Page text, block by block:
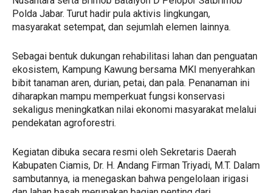
Polda Jabar. Turut hadir pula aktivis lingkungan,
masyarakat setempat, dan sejumlah elemen lainnya.
Sebagai bentuk dukungan rehabilitasi lahan dan penguatan
ekosistem, Kampung Kawung bersama MKI menyerahkan
bibit tanaman aren, durian, petai, dan pala. Penanaman ini
diharapkan mampu memperkuat fungsi konservasi
sekaligus meningkatkan nilai ekonomi masyarakat melalui
pendekatan agroforestri.
Kegiatan dibuka secara resmi oleh Sekretaris Daerah
Kabupaten Ciamis, Dr. H. Andang Firman Triyadi, M.T. Dalam
sambutannya, ia menegaskan bahwa pengelolaan irigasi